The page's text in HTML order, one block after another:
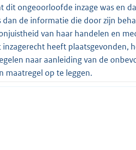
dit ongeoorloofde inzage was en
de informatie die door zijn
van haar handelen en
heeft plaatsgevonden,
naar aanleiding van de
maatregel op te leggen.